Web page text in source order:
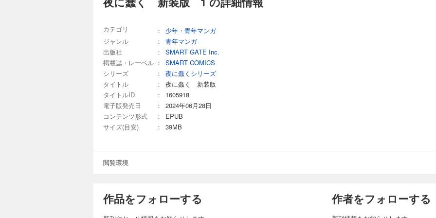
夜に蠢く 新装版 14
郷屋川 脩は平凡な毎日にうんざりしていた。 そんな時、初老の紳士から別の人生を生きてみないかと声
る。 その数日後、勤めている会社が倒産――。 郷屋川は覚悟を決めて初老の紳士に電話をする。 手付金
バッグを受け取った瞬間から、 郷屋川 脩は別人へと生まれ変わった。 辻の元愛人で今は郷屋川と愛人契約をして
いる女子大生に 睡眠薬で眠らせ処女を奪おうと企むが、今回も…入らない。 キツい上に濡れてもなく指
らない。 そして妻が雇った探偵の池田と契約した郷屋川は、最初の仕事として 貴子の調査を依頼する。 【目次】
第96話 迷走 第97話 初指示 第98話 調査開始 第99話 重圧 第100話 弱肉強食 第101話 乳液 第
の誘い
完結
夜に蠢く 新装版 15
520円 (税込)
郷屋川 脩は平凡な毎日にうんざりしていた。 そんな時、初老の紳士から別の人生を生きてみないかと声
る。 その数日後、勤めている会社が倒産――。 郷屋川は覚悟を決めて初老の紳士に電話をする。 手付金
バッグを受け取った瞬間から、 郷屋川 脩は別人へと生まれ変わった。 妻・貴子との初デート。 居心地の悪さから
話 乱心 第106話 奴隷 第107話 入浴 第108話 虚脱 第109話 一夜 第110話 告白
る。 その数日後、勤めている会社が倒産――。 郷屋川は覚悟を決めて初老の紳士に電話をする。 手付金
バッグを受け取った瞬間から、 郷屋川 脩は別人へと生まれ変わった。 ランチで偶然に入った蕎麦屋で、貴子にそ
っくりな女が働いていた。 郷屋川は思い切って声をかける。 そして二度目の食事の後、彼女を抱いた。
カテゴリ ：
少年・青年マンガ
ジャンル
：
青年マンガ
出版社
：
SMART GATE Inc.
掲載誌・レーベル ：
SMART COMICS
シリーズ
：
夜に蠢くシリーズ
タイトル
：
夜に蠢く 新装版
タイトルID
：
1605918
電子版発売日
：
2024年06月28日
コンテンツ形式
：
EPUB
サイズ(目安)
： 39MB
閲覧環境
作品をフォローする 作者をフォローする